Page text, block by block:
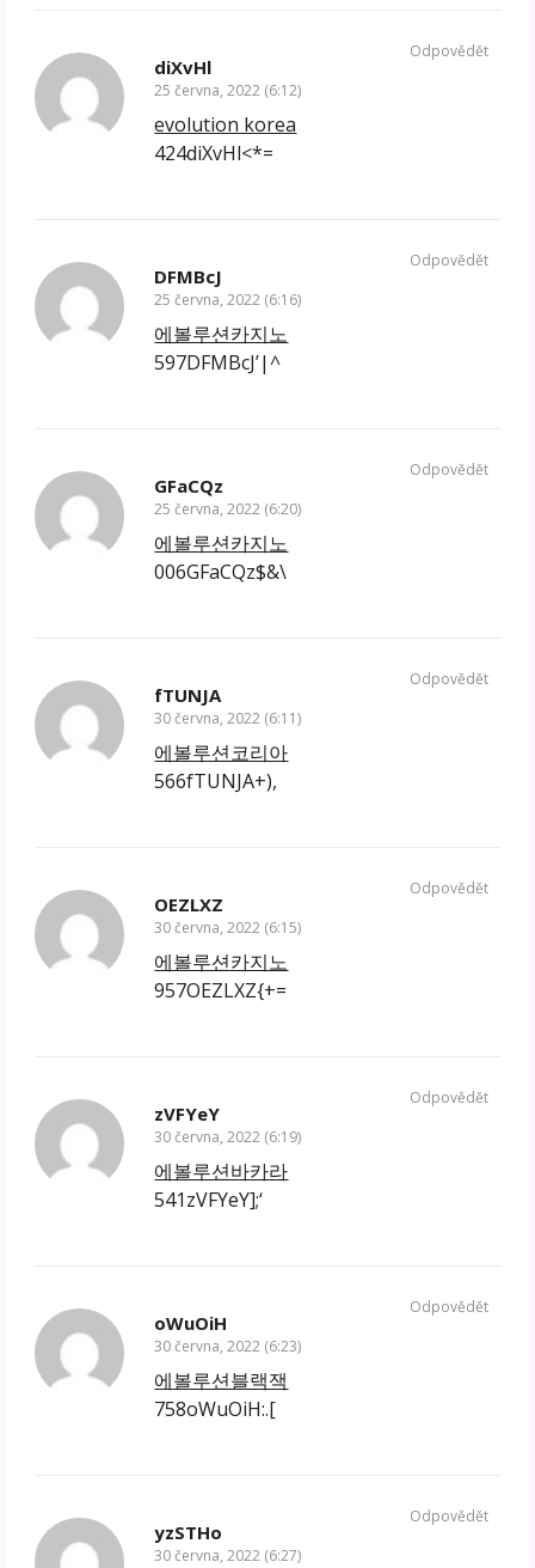
diXvHl
25 června, 2022 (6:12)
evolution korea
424diXvHl<*=
Odpovědět
DFMBcJ
25 června, 2022 (6:16)
에볼루션카지노
597DFMBcJ’|^
Odpovědět
GFaCQz
25 června, 2022 (6:20)
에볼루션카지노
006GFaCQz$&\
Odpovědět
fTUNJA
30 června, 2022 (6:11)
에볼루션코리아
566fTUNJA+),
Odpovědět
OEZLXZ
30 června, 2022 (6:15)
에볼루션카지노
957OEZLXZ{+=
Odpovědět
zVFYeY
30 června, 2022 (6:19)
에볼루션바카라
541zVFYeY];‘
Odpovědět
oWuOiH
30 června, 2022 (6:23)
에볼루션블랙잭
758oWuOiH:.[
Odpovědět
yzSTHo
30 června, 2022 (6:27)
Odpovědět